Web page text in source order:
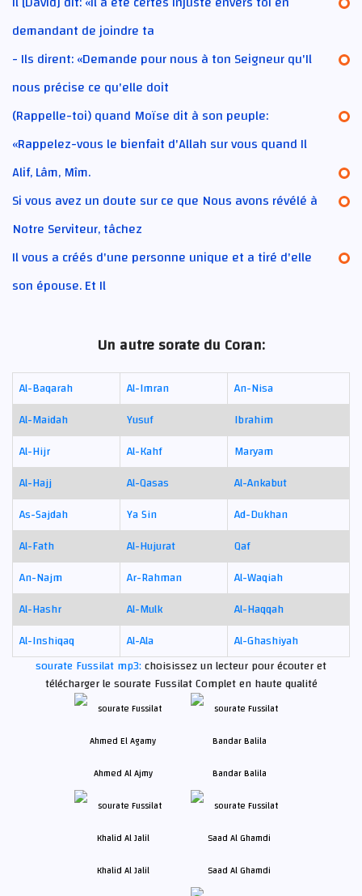
demandant de joindre ta
- Ils dirent: «Demande pour nous à ton Seigneur qu'Il
nous précise ce qu'elle doit
(Rappelle-toi) quand Moïse dit à son peuple:
«Rappelez-vous le bienfait d'Allah sur vous quand Il
Alif, Lâm, Mîm.
Si vous avez un doute sur ce que Nous avons révélé à
Notre Serviteur, tâchez
Il vous a créés d'une personne unique et a tiré d'elle
son épouse. Et Il
Un autre sorate du Coran:
Al-Baqarah Al-Imran
An-Nisa
Al-Maidah
Yusuf
Ibrahim
Al-Hijr
Al-Kahf
Maryam
Al-Hajj
Al-Qasas
Al-Ankabut
As-Sajdah
Ya Sin
Ad-Dukhan
Al-Fath
Al-Hujurat
Qaf
An-Najm
Ar-Rahman
Al-Waqiah
Al-Hashr
Al-Mulk
Al-Haqqah
Al-Inshiqaq
Al-Ala
Al-Ghashiyah
sourate Fussilat mp3:choisissez un lecteur pour écouter et
télécharger le sourate Fussilat Complet en haute qualité
Ahmed Al Ajmy Bandar Balila
Khalid Al Jalil Saad Al Ghamdi